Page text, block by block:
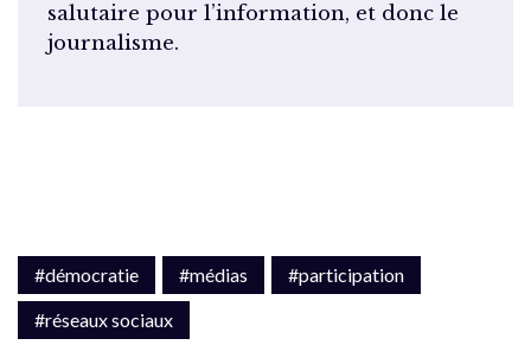
salutaire pour l’information, et donc le
journalisme.
#démocratie #médias
#participation
#réseaux sociaux